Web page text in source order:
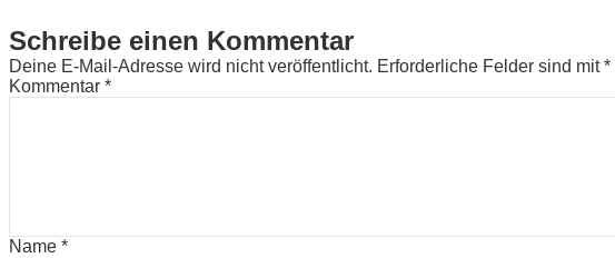
Schreibe einen Kommentar
Deine E-Mail-Adresse wird nicht veröffentlicht. Erforderliche Felder sind mit*
Kommentar *
Name *